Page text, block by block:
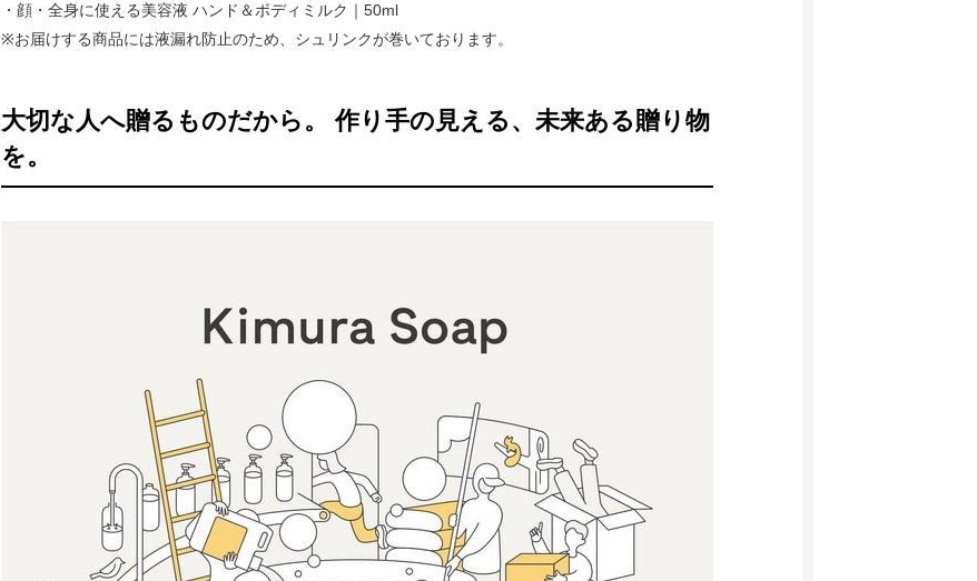
・顔・全身に使える美容液 ハンド＆ボディミルク｜50ml
※お届けする商品には液漏れ防止のため、シュリンクが巻いております。
大切な人へ贈るものだから。 作り手の見える、未来ある贈り物
を。